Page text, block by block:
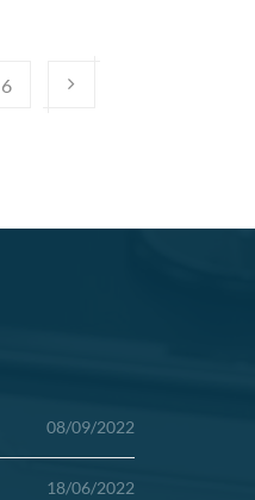
6
08/09/2022
18/06/2022